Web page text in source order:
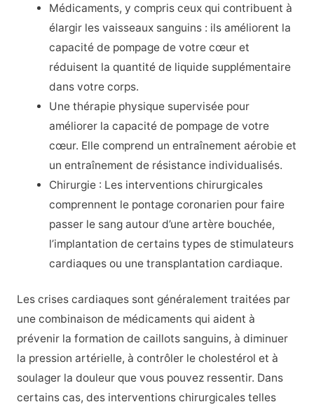
Médicaments, y compris ceux qui contribuent à
élargir les vaisseaux sanguins : ils améliorent la
capacité de pompage de votre cœur et
réduisent la quantité de liquide supplémentaire
dans votre corps.
Une thérapie physique supervisée pour
améliorer la capacité de pompage de votre
cœur. Elle comprend un entraînement aérobie et
un entraînement de résistance individualisés.
Chirurgie : Les interventions chirurgicales
comprennent le pontage coronarien pour faire
passer le sang autour d’une artère bouchée,
l’implantation de certains types de stimulateurs
cardiaques ou une transplantation cardiaque.
Les crises cardiaques sont généralement traitées par
une combinaison de médicaments qui aident à
prévenir la formation de caillots sanguins, à diminuer
la pression artérielle, à contrôler le cholestérol et à
soulager la douleur que vous pouvez ressentir. Dans
certains cas, des interventions chirurgicales telles